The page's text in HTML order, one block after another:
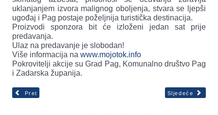
uklanjanjem izvora malignog oboljenja, stvara se ljepši
ugođaj i Pag postaje poželjnija turistička destinacija.
Proizvodi sponzora bit će izloženi jedan sat prije
predavanja.
Ulaz na predavanje je slobodan!
Više informacija na www.mojotok.info
Pokrovitelji akcije su Grad Pag, Komunalno društvo Pag
i Zadarska županija.
Pret Sljedeće